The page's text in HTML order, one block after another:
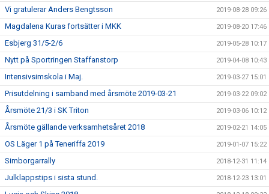
Vi gratulerar Anders Bengtsson 2019-08-28 09:26
Magdalena Kuras fortsätter i MKK 2019-08-20 17:46
Esbjerg 31/5-2/6 2019-05-28 10:17
Nytt på Sportringen Staffanstorp 2019-04-08 10:43
Intensivsimskola i Maj. 2019-03-27 15:01
Prisutdelning i samband med årsmöte 2019-03-21 2019-03-22 09:02
Årsmöte 21/3 i SK Triton 2019-03-06 10:12
Årsmöte gällande verksamhetsåret 2018 2019-02-21 14:05
OS Läger 1 på Teneriffa 2019 2019-01-07 15:22
Simborgarrally 2018-12-31 11:14
Julklappstips i sista stund. 2018-12-23 13:01